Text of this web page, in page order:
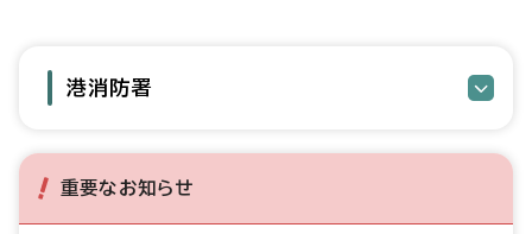
港消防署
重要なお知らせ